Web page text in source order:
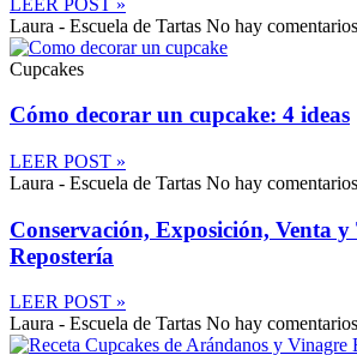
Laura - Escuela de Tartas No hay comentarios
Cupcakes
Cómo decorar un cupcake: 4 ideas
LEER POST »
Laura - Escuela de Tartas No hay comentarios
Conservación, Exposición, Venta
Repostería
LEER POST »
Laura - Escuela de Tartas No hay comentarios